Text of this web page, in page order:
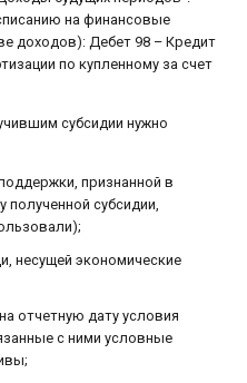
на финансовые
доходов): Дебет 98 – Кредит
по купленному за счет
субсидии нужно
признанной в
полученной субсидии,
несущей экономические
отчетную дату условия
с ними условные